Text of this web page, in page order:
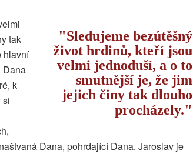
Sledujeme bezútěšný
život hrdinů, kteří jsou
velmi jednoduší, a o to
smutnější je, že jim
jejich činy tak dlouho
procházely.
tak
hlavní
Dana
k
si
Dana, pohrdající Dana. Jaroslav je